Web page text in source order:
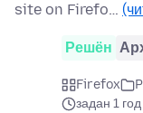
site on Firefo…
Решён
Firefox
задан 1